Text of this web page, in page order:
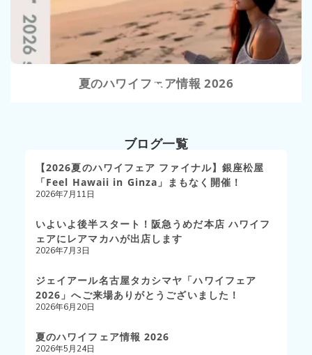
夏のハワイフェア情報 2026
ブログ一覧
【2026夏のハワイフェア ファイナル】銀座松屋
「Feel Hawaii in Ginza」まもなく開催！
2026年7月11日
いよいよ後半スタート！阪急うめだ本店 ハワイフ
ェアにレアマカハが出店します
2026年7月3日
ジェイアール名古屋タカシマヤ「ハワイフェア
2026」へご来場ありがとうございました！
2026年6月20日
夏のハワイフェア情報 2026
2026年5月24日